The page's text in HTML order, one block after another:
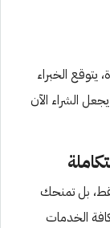
يتوقع الخبراء
الشراء الآن
بل تمنحك
الخدمات